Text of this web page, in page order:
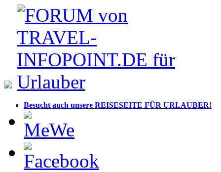
Besucht auch unsere REISESEITE FÜR URLAUBER!